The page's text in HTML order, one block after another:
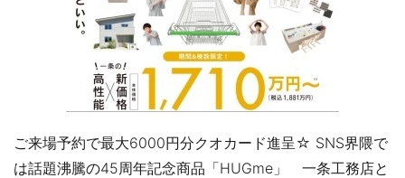
ご来場予約で最大6000円分クオカード進呈☆ SNS界隈で
は話題沸騰の45周年記念商品「HUGme」 一条工務店と